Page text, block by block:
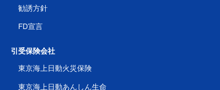
勧誘方針
FD宣言
引受保険会社
東京海上日動火災保険
東京海上日動あんしん生命